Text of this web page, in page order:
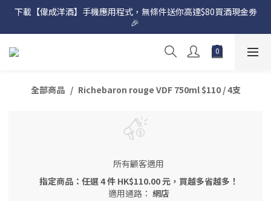
網店購滿 $500 即享免費送貨服務📦
下載【偉成洋酒】手機應用程式，無條件送你高達$80買酒現金劵
🎉
網店購滿 $500 即享免費送貨服務📦
全部商品 Richebaron rouge VDF 750ml $110 / 4支
所有顧客適用
指定商品：任選 4 件 HK$110.00 元，買越多省越多！
適用通路： 網店